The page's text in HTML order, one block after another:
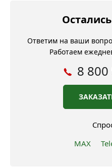
Ответим на ваши
Работаем
8
MAX